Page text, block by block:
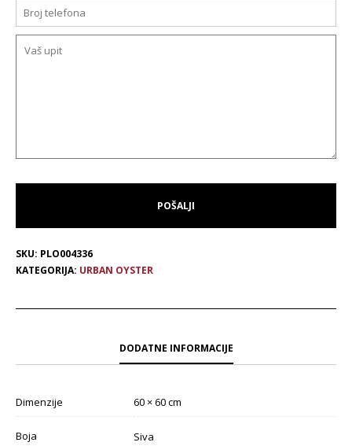
SKU: PLO004336
KATEGORIJA: URBAN OYSTER
DODATNE INFORMACIJE
Dimenzije 60 × 60 cm
Boja Siva